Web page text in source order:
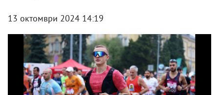
13 октомври 2024 14:19